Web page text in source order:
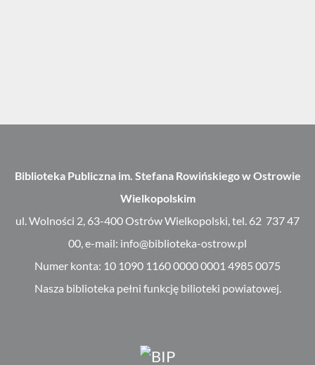
Biblioteka Publiczna im. Stefana Rowińskiego w Ostrowie
Wielkopolskim
ul. Wolności 2, 63-400 Ostrów Wielkopolski, tel. 62 737 47
00, e-mail: info@biblioteka-ostrow.pl
Numer konta: 10 1090 1160 0000 0001 4985 0075
Nasza biblioteka pełni funkcję bilioteki powiatowej.